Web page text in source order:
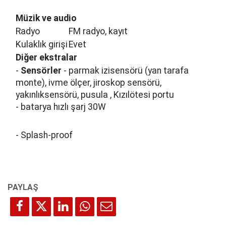
Müzi̇k ve audi̇o
Radyo
FM radyo, kayıt
Kulaklık girişi Evet
Di̇ğer ekstralar
- Sensörler - parmak izisensörü (yan tarafa
monte), ivme ölçer, jiroskop sensörü,
yakınlıksensörü, pusula , Kızılötesi portu
- batarya hızlı şarj 30W
- Splash-proof